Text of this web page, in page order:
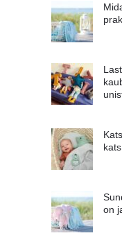
on